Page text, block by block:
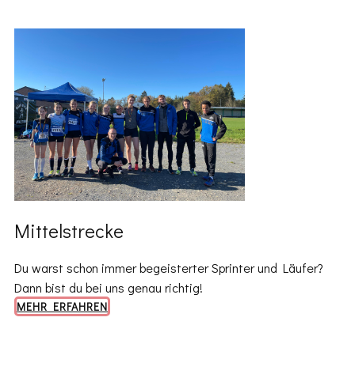
Mittelstrecke
Du warst schon immer begeisterter Sprinter und Läufer?
Dann bist du bei uns genau richtig!
MEHR ERFAHREN